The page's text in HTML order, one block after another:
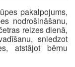
pakalpojums,
nodrošināšanu,
reizes dienā,
sniedzot
atstājot bērnu